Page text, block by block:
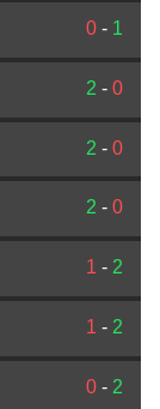
0 - 1
2 - 0
2 - 0
2 - 0
1 - 2
1 - 2
0 - 2